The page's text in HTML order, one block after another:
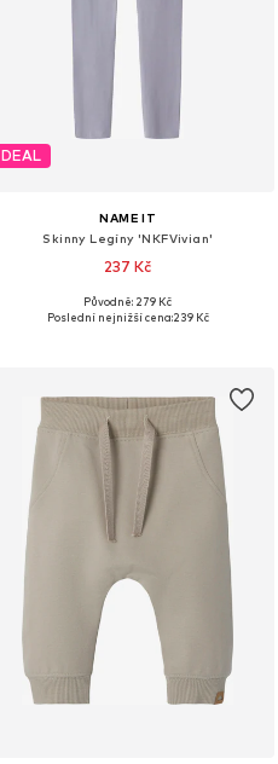
DEAL
NAME IT
Skinny Legíny 'NKFVivian'
237 Kč
+3
Dostupné v mnoha velikostech
Původně: 279 Kč
Poslední nejnižší cena:239 Kč